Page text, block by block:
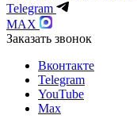
Telegram
MAX
Заказать звонок
Вконтакте
Telegram
YouTube
Max